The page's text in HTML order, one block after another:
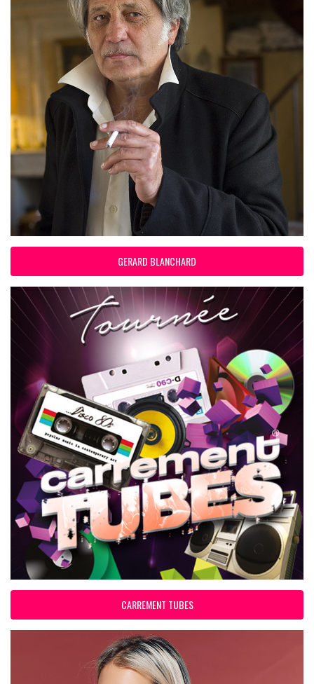
GERARD BLANCHARD
CARREMENT TUBES